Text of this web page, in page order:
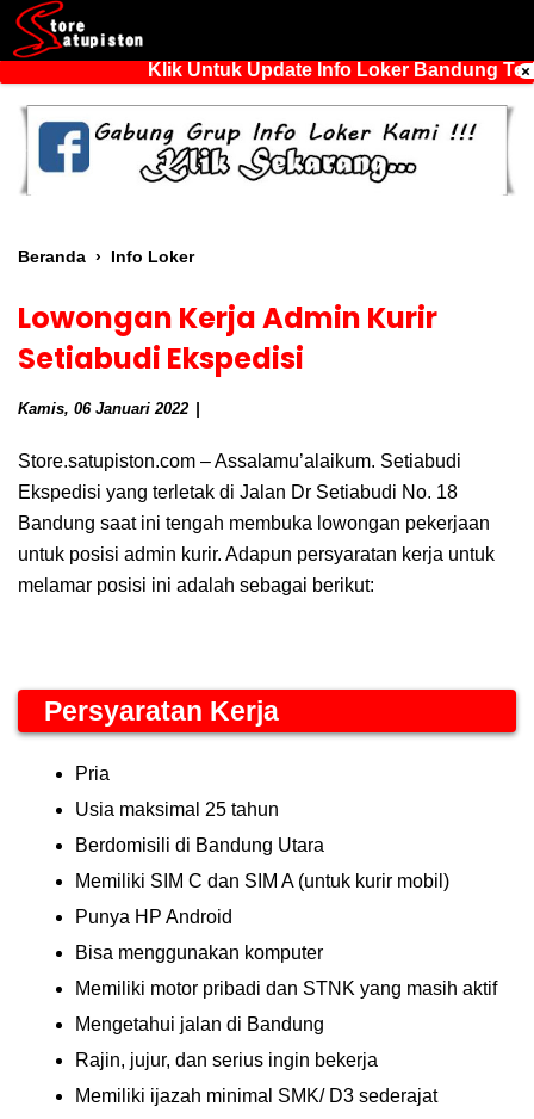
Beranda › Info Loker
Lowongan Kerja Admin Kurir
Setiabudi Ekspedisi
Kamis, 06 Januari 2022
Store.satupiston.com – Assalamu’alaikum. Setiabudi
Ekspedisi yang terletak di Jalan Dr Setiabudi No. 18
Bandung saat ini tengah membuka lowongan pekerjaan
untuk posisi admin kurir. Adapun persyaratan kerja untuk
melamar posisi ini adalah sebagai berikut:
Persyaratan Kerja
Pria
Usia maksimal 25 tahun
Berdomisili di Bandung Utara
Memiliki SIM C dan SIM A (untuk kurir mobil)
Punya HP Android
Bisa menggunakan komputer
Memiliki motor pribadi dan STNK yang masih aktif
Mengetahui jalan di Bandung
Rajin, jujur, dan serius ingin bekerja
Memiliki ijazah minimal SMK/ D3 sederajat
Klik Untuk Update Info Loker Bandung